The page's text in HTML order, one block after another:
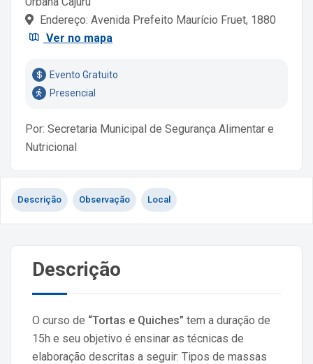
Endereço: Avenida Prefeito Maurício Fruet, 1880
Ver no mapa
Evento Gratuito
Presencial
Por: Secretaria Municipal de Segurança Alimentar e
Nutricional
Descrição Observação Local
Descrição
O curso de “Tortas e Quiches” tem a duração de
15h e seu objetivo é ensinar as técnicas de
elaboração descritas a seguir: Tipos de massas